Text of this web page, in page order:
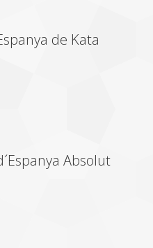
de Kata
Absolut